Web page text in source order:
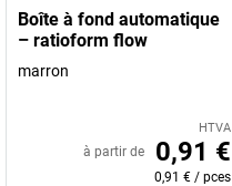
Boîte à fond automatique
– ratioform flow
marron
HTVA
à partir de 0,91 €
0,91 € / pces